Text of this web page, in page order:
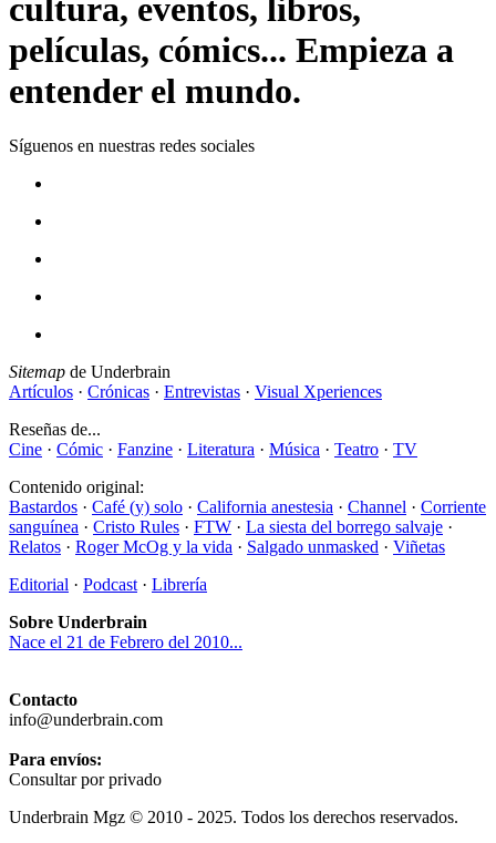
cultura, eventos, libros,
películas, cómics... Empieza a
entender el mundo.
Síguenos en nuestras redes sociales
Sitemap de Underbrain
Artículos · Crónicas · Entrevistas · Visual Xperiences
Reseñas de...
Cine · Cómic · Fanzine · Literatura · Música · Teatro · TV
Contenido original:
Bastardos · Café (y) solo · California anestesia · Channel · Corriente
sanguínea · Cristo Rules · FTW · La siesta del borrego salvaje ·
Relatos · Roger McOg y la vida · Salgado unmasked · Viñetas
Editorial · Podcast · Librería
Sobre Underbrain
Nace el 21 de Febrero del 2010...
Contacto
info@underbrain.com
Para envíos:
Consultar por privado
Underbrain Mgz © 2010 - 2025. Todos los derechos reservados.